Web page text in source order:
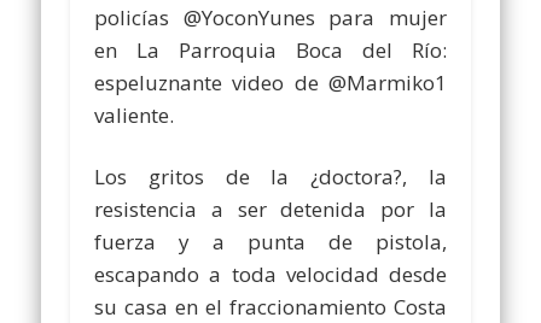
policías @YoconYunes para mujer
en La Parroquia Boca del Río:
espeluznante video de @Marmiko1
valiente.
Los gritos de la ¿doctora?, la
resistencia a ser detenida por la
fuerza y a punta de pistola,
escapando a toda velocidad desde
su casa en el fraccionamiento Costa